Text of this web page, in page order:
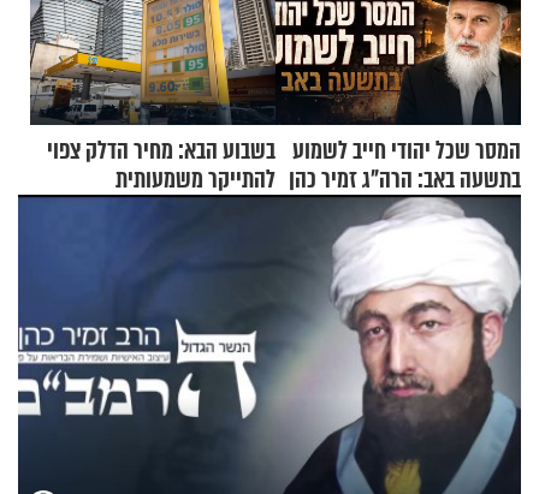
המסר שכל יהודי חייב לשמוע
בתשעה באב: הרה"ג זמיר כהן
בשיעור מיוחד
בשבוע הבא: מחיר הדלק צפוי
להתייקר משמעותית